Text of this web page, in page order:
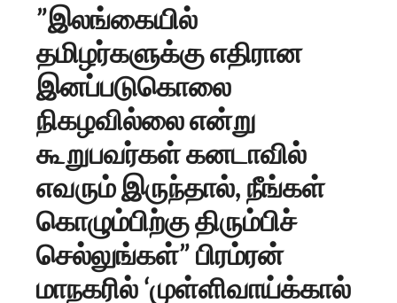
”இலங்கையில்
தமிழர்களுக்கு எதிரான
இனப்படுகொலை
நிகழவில்லை என்று
கூறுபவர்கள் கனடாவில்
எவரும் இருந்தால், நீங்கள்
கொழும்பிற்கு திரும்பிச்
செல்லுங்கள்” பிரம்ரன்
மாநகரில் ‘முள்ளிவாய்க்கால்